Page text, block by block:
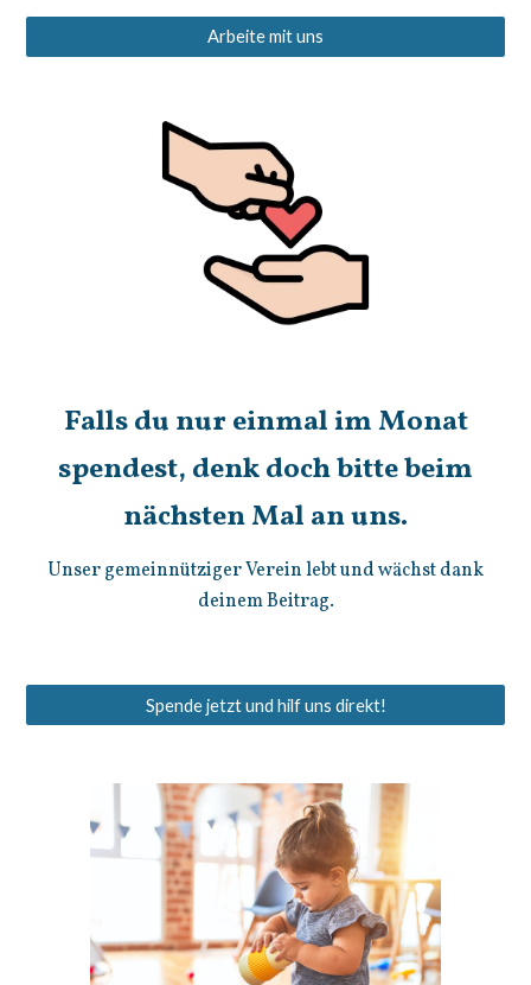
Arbeite mit uns
Falls du nur einmal im Monat
spendest, denk doch bitte beim
nächsten Mal an uns.
Unser gemeinnütziger Verein lebt und wächst dank
deinem Beitrag.
Spende jetzt und hilf uns direkt!